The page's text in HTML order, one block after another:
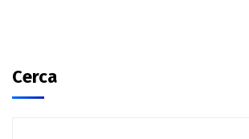
Cerca